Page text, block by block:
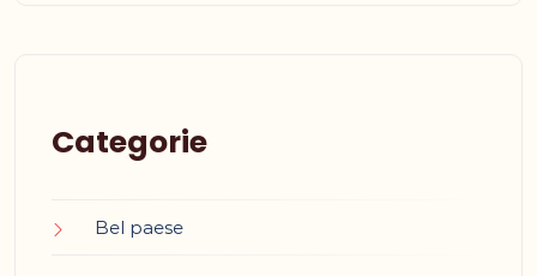
Categorie
Bel paese